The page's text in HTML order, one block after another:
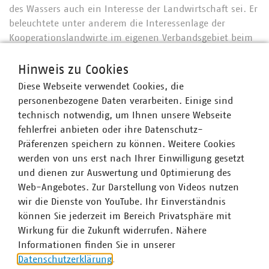
des Wassers auch ein Interesse der Landwirtschaft sei. Er
beleuchtete unter anderem die Interessenlage der
Kooperationslandwirte im eigenen Verbandsgebiet beim
wirtschaftlichen Interessen und Zwängen überlagert
werde. Dr. Holger Hennies, Präsident des Landvolks
Niedersachsen Landesbauernverband e.V., bejahte die
von Ralph-Erik Schaffert aufgeworfene Frage deutlich. Er
plädierte für fachlich begründete Kooperationen im
Wasserschutz, sprach aber auch die Konfliktfelder an.
Im weiteren Verlauf der Veranstaltung informierte Dr.
Astrid Krüger, Leiterin des Referates Grundwasser,
Wasserversorgung, Bodenschutz im Niedersächsischen
Ministerium für Umwelt, Energie, Bauen und Klimaschutz,
über den Arbeitsstand zum Wasserversorgungskonzept
Niedersachsen, das nach vorläufigen Planungen noch in
diesem Jahr abgeschlossen werden soll. Anschließend
erläuterte Lars Dammann von der DMK Deutsches
Hinweis zu Cookies
Diese Webseite verwendet Cookies, die
personenbezogene Daten verarbeiten. Einige sind
technisch notwendig, um Ihnen unsere Webseite
fehlerfrei anbieten oder ihre Datenschutz-
Präferenzen speichern zu können. Weitere Cookies
werden von uns erst nach Ihrer Einwilligung gesetzt
und dienen zur Auswertung und Optimierung des
Web-Angebotes. Zur Darstellung von Videos nutzen
wir die Dienste von YouTube. Ihr Einverständnis
können Sie jederzeit im Bereich Privatsphäre mit
Wirkung für die Zukunft widerrufen. Nähere
Informationen finden Sie in unserer
Datenschutzerklärung